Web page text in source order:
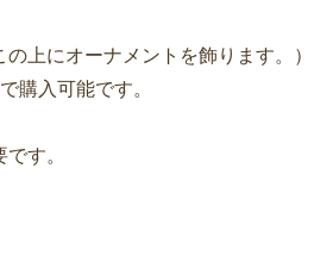
上にオーナメントを飾ります。）
購入可能です。
す。